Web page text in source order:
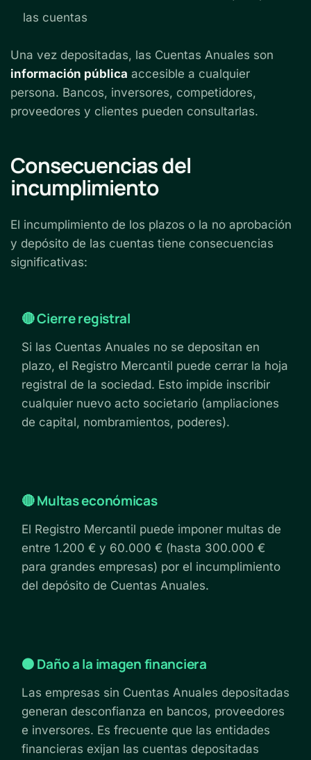
las cuentas
Una vez depositadas, las Cuentas Anuales son
información pública accesible a cualquier
persona. Bancos, inversores, competidores,
proveedores y clientes pueden consultarlas.
Consecuencias del
incumplimiento
El incumplimiento de los plazos o la no aprobación
y depósito de las cuentas tiene consecuencias
significativas:
🔴 Cierre registral
Si las Cuentas Anuales no se depositan en
plazo, el Registro Mercantil puede cerrar la hoja
registral de la sociedad. Esto impide inscribir
cualquier nuevo acto societario (ampliaciones
de capital, nombramientos, poderes).
🔴 Multas económicas
El Registro Mercantil puede imponer multas de
entre 1.200 € y 60.000 € (hasta 300.000 €
para grandes empresas) por el incumplimiento
del depósito de Cuentas Anuales.
🟠 Daño a la imagen financiera
Las empresas sin Cuentas Anuales depositadas
generan desconfianza en bancos, proveedores
e inversores. Es frecuente que las entidades
financieras exijan las cuentas depositadas